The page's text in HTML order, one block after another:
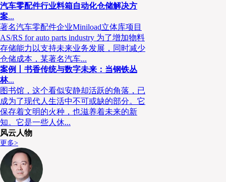
汽车零配件行业料箱自动化仓储解决方
案...
著名汽车零配件企业Miniload立体库项目
AS/RS for auto parts industry 为了增加物料
存储能力以支持未来业务发展，同时减少
仓储成本，某著名汽车...
案例丨书香传统与数字未来：当钢铁丛
林...
图书馆，这个看似安静却活跃的角落，已
成为了现代人生活中不可或缺的部分。它
保存着文明的火种，也滋养着未来的新
知。它是一些人休...
风云人物
更多>